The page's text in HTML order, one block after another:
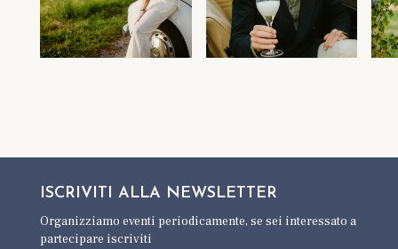
ISCRIVITI ALLA NEWSLETTER
Organizziamo eventi periodicamente,se sei interessato a
partecipare iscriviti